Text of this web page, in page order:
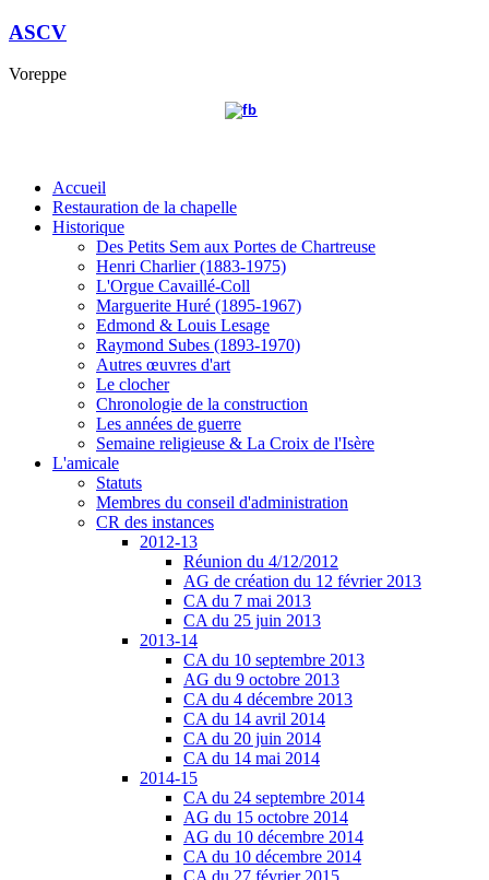
ASCV
Voreppe
Accueil
Restauration de la chapelle
Historique
Des Petits Sem aux Portes de Chartreuse
Henri Charlier (1883-1975)
L'Orgue Cavaillé-Coll
Marguerite Huré (1895-1967)
Edmond & Louis Lesage
Raymond Subes (1893-1970)
Autres œuvres d'art
Le clocher
Chronologie de la construction
Les années de guerre
Semaine religieuse & La Croix de l'Isère
L'amicale
Statuts
Membres du conseil d'administration
CR des instances
2012-13
Réunion du 4/12/2012
AG de création du 12 février 2013
CA du 7 mai 2013
CA du 25 juin 2013
2013-14
CA du 10 septembre 2013
AG du 9 octobre 2013
CA du 4 décembre 2013
CA du 14 avril 2014
CA du 20 juin 2014
CA du 14 mai 2014
2014-15
CA du 24 septembre 2014
AG du 15 octobre 2014
AG du 10 décembre 2014
CA du 10 décembre 2014